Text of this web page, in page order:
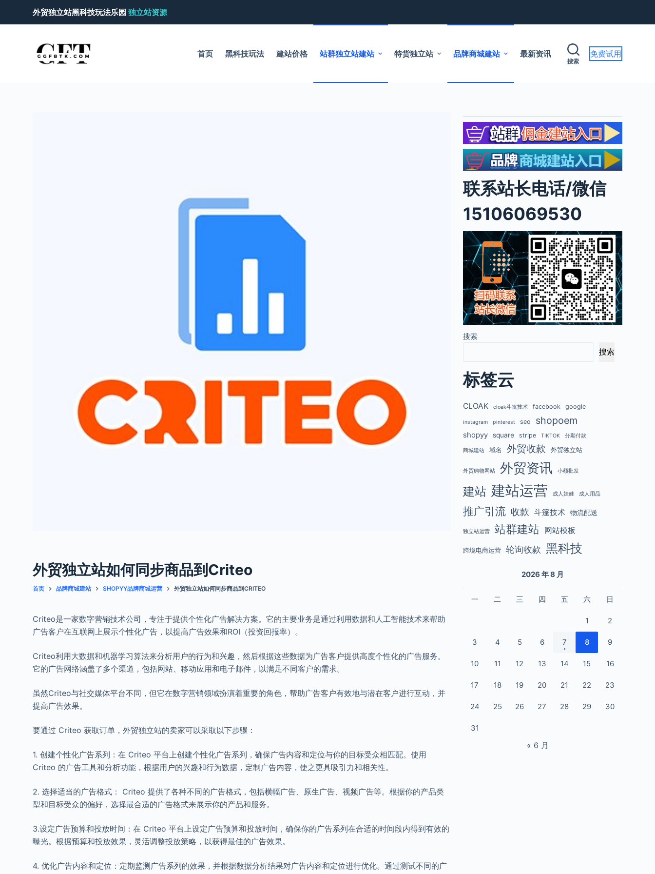
过
外贸独立站黑科技玩法乐园独立站资源
首页 黑科技玩法 建站价格 站群独立站建站 特货独立站 品牌商城建站 最新资讯
搜索
免费试用
外贸独立站如何同步商品到Criteo
首页 品牌商城建站 SHOPYY品牌商城运营 外贸独立站如何同步商品到CRITEO
Criteo是一家数字营销技术公司，专注于提供个性化广告解决方案。它的主要业务是通过利用数据和人工智能技术来帮助
广告客户在互联网上展示个性化广告，以提高广告效果和ROI（投资回报率）。
Criteo利用大数据和机器学习算法来分析用户的行为和兴趣，然后根据这些数据为广告客户提供高度个性化的广告服务。
它的广告网络涵盖了多个渠道，包括网站、移动应用和电子邮件，以满足不同客户的需求。
虽然Criteo与社交媒体平台不同，但它在数字营销领域扮演着重要的角色，帮助广告客户有效地与潜在客户进行互动，并
提高广告效果。
要通过 Criteo 获取订单，外贸独立站的卖家可以采取以下步骤：
1. 创建个性化广告系列：在 Criteo 平台上创建个性化广告系列，确保广告内容和定位与你的目标受众相匹配。使用
Criteo 的广告工具和分析功能，根据用户的兴趣和行为数据，定制广告内容，使之更具吸引力和相关性。
2. 选择适当的广告格式： Criteo 提供了各种不同的广告格式，包括横幅广告、原生广告、视频广告等。根据你的产品类
型和目标受众的偏好，选择最合适的广告格式来展示你的产品和服务。
3.设定广告预算和投放时间：在 Criteo 平台上设定广告预算和投放时间，确保你的广告系列在合适的时间段内得到有效的
曝光。根据预算和投放效果，灵活调整投放策略，以获得最佳的广告效果。
4. 优化广告内容和定位：定期监测广告系列的效果，并根据数据分析结果对广告内容和定位进行优化。通过测试不同的广
联系站长电话/微信
15106069530
搜索
搜索
标签云
CLOAK cloak斗篷技术 facebook google
instagram pinterest seo shopoem
shopyy square stripe TIKTOK 分期付款
商城建站 域名 外贸收款 外贸独立站
外贸购物网站 外贸资讯 小额批发
建站 建站运营 成人娃娃 成人用品
推广引流 收款 斗篷技术 物流配送
独立站运营 站群建站 网站模板
跨境电商运营 轮询收款 黑科技
2026 年 8 月
一 二 三 四 五 六 日
1 2
3 4 5 6 7 8 9
10 11 12 13 14 15 16
17 18 19 20 21 22 23
24 25 26 27 28 29 30
31
« 6 月